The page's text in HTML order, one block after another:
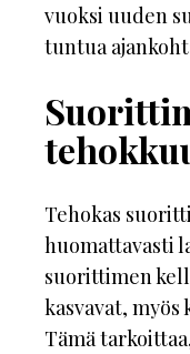
vuoksi uuden
tuntua
Tehokas
huomattavasti
suorittimen
kasvavat,
Tämä